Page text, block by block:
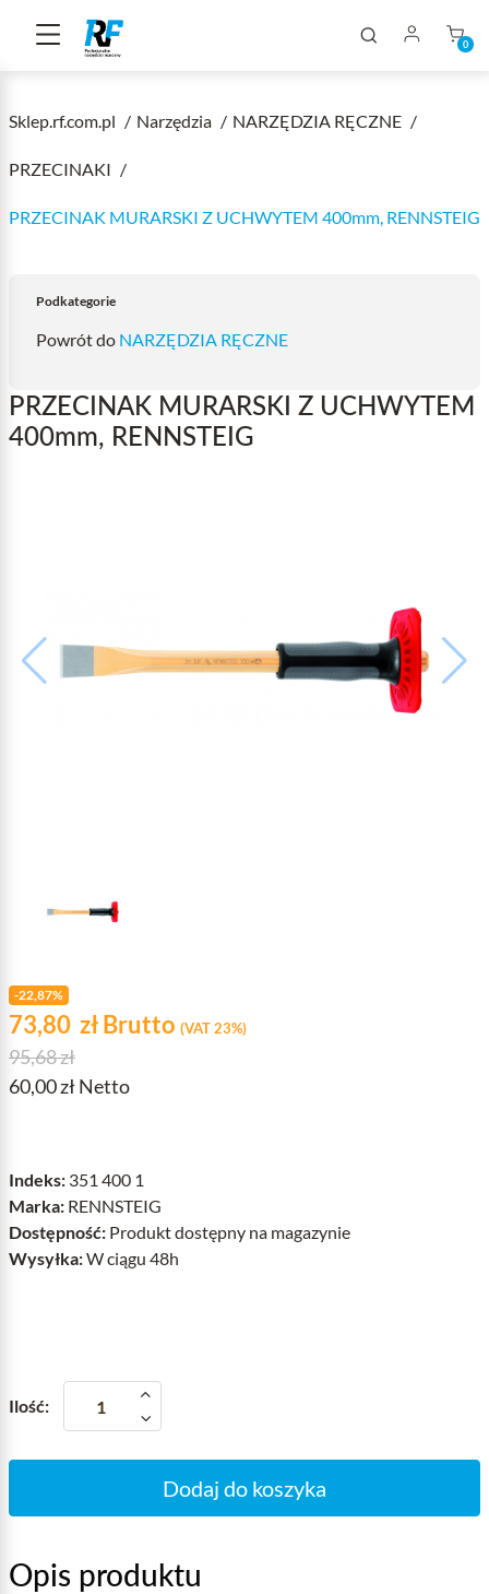
0
Sklep.rf.com.pl Narzędzia NARZĘDZIA RĘCZNE
PRZECINAKI
PRZECINAK MURARSKI Z UCHWYTEM 400mm, RENNSTEIG
Podkategorie
Powrót do NARZĘDZIA RĘCZNE
PRZECINAK MURARSKI Z UCHWYTEM
400mm, RENNSTEIG
-22,87%
Cena
zł
73,80 złBrutto (VAT 23%)
Cena podstawowa
95,68 zł
60,00 zł Netto
Indeks: 351 400 1
Marka: RENNSTEIG
Dostępność: Produkt dostępny na magazynie
Wysyłka:W ciągu 48h
Ilość:
Dodaj do koszyka
Opis produktu